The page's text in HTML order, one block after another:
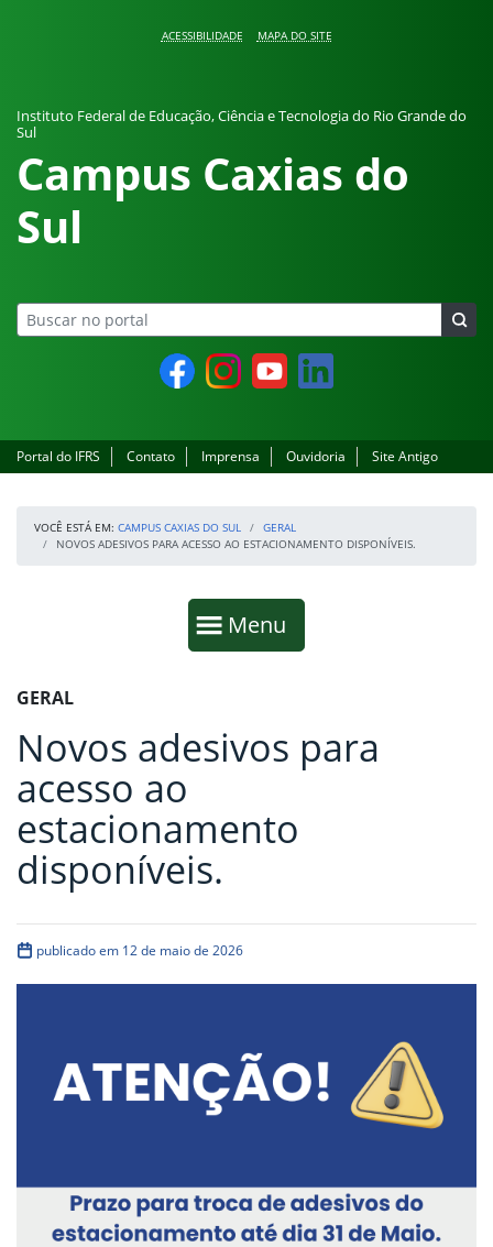
ACESSIBILIDADE MAPA DO SITE
Instituto Federal de Educação, Ciência e Tecnologia do Rio Grande do
Sul
Campus Caxias do
Sul
FacebookInstagramYouTube LinkedIn
Portal do IFRS Contato Imprensa Ouvidoria Site Antigo
VOCÊ ESTÁ EM: CAMPUS CAXIAS DO SUL
GERAL
NOVOS ADESIVOS PARA ACESSO AO ESTACIONAMENTO DISPONÍVEIS.
Mostrar
Menu
Fim da navegação
Início do conteúdo
GERAL
Novos adesivos para
acesso ao
estacionamento
disponíveis.
publicado em 12 de maio de 2026